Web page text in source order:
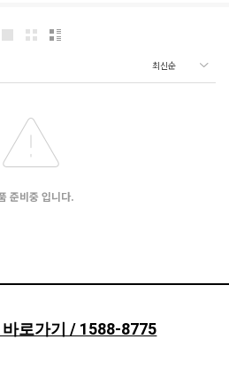
준비중 입니다.
로가기 / 1588-8775